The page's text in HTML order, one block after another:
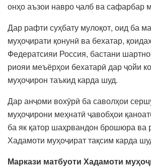
онҳо аъзои навро ҷалб ва сафарбар
Дар рафти суҳбату мулоқот, оид ба
муҳоҷирати қонунӣ ва бехатар,
Федератсияи Россия, бастани
риояи меъёрҳои бехатарӣ дар ҷойи
муҳоҷирон таъкид карда шуд.
Дар анҷоми вохӯрӣ ба саволҳои
муҳоҷирони меҳнатӣ ҷавобҳои
ба як қатор шаҳрвандон брошюра ва
Хадамоти муҳоҷират тақсим карда
Маркази матбуоти Хадамоти